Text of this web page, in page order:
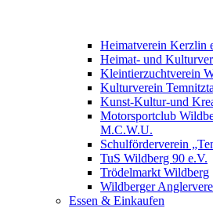
Heimatverein Kerzlin
Heimat- und
Kleintierzuchtverein
Kulturverein
Kunst-Kultur-und
Motorsportclub
M.C.W.U.
Schulförderverein
TuS Wildberg 90 e.V.
Trödelmarkt Wildberg
Wildberger
Essen & Einkaufen